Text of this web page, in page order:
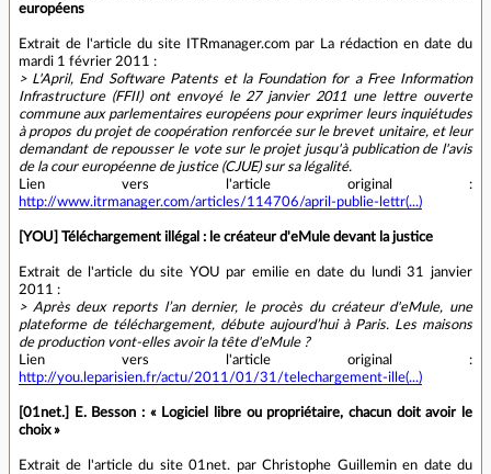
européens
Extrait de l'article du site ITRmanager.com par La rédaction en date du
mardi 1 février 2011 :
> L'April, End Software Patents et la Foundation for a Free Information
Infrastructure (FFII) ont envoyé le 27 janvier 2011 une lettre ouverte
commune aux parlementaires européens pour exprimer leurs inquiétudes
à propos du projet de coopération renforcée sur le brevet unitaire, et leur
demandant de repousser le vote sur le projet jusqu'à publication de l'avis
de la cour européenne de justice (CJUE) sur sa légalité.
Lien vers l'article original :
http://www.itrmanager.com/articles/114706/april-publie-lettr(...)
[YOU] Téléchargement illégal : le créateur d'eMule devant la justice
Extrait de l'article du site YOU par emilie en date du lundi 31 janvier
2011 :
> Après deux reports l’an dernier, le procès du créateur d'eMule, une
plateforme de téléchargement, débute aujourd’hui à Paris. Les maisons
de production vont-elles avoir la tête d'eMule ?
Lien vers l'article original :
http://you.leparisien.fr/actu/2011/01/31/telechargement-ille(...)
[01net.] E. Besson : « Logiciel libre ou propriétaire, chacun doit avoir le
choix »
Extrait de l'article du site 01net. par Christophe Guillemin en date du